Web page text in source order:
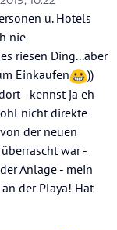
- wie ich
und Freunden in
nur
Lage für
Zimmern einen
u. Hotels
nie
riesen Ding...aber
Einkaufen
))
- kennst ja eh
nicht direkte
der neuen
war -
Anlage - mein
der Playa! Hat